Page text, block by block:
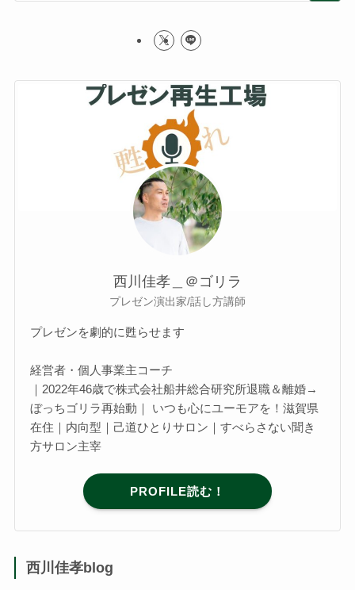
西川佳孝＿＠ゴリラ
プレゼン演出家/話し方講師
プレゼンを劇的に甦らせます
経営者・個人事業主コーチ
｜2022年46歳で株式会社船井総合研究所退職＆離婚→
ぼっちゴリラ再始動｜ いつも心にユーモアを！滋賀県
在住｜内向型｜己道ひとりサロン｜すべらさない聞き
方サロン主宰
PROFILE読む！
西川佳孝blog